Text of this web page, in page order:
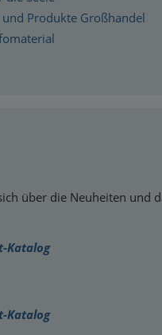
Produkte Großhandel
über die Neuheiten und